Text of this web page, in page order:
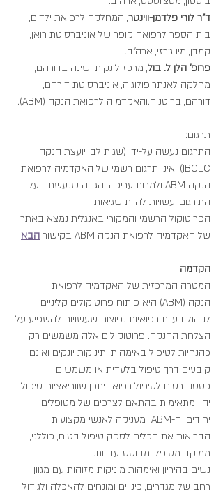
ד"ר לורי פלדמן-ווינטר, המחלקה לרפואת ילדים,
בית הספר לרפואה קופר של אוניברסיטת רואן,
קמדן, מיו ג'רזי, ארה"ב.
פרופ' הלן ל. בול, מרכז לינקות ושינה בדורהם,
מחלקה לאנתרופולוגיה, אוניברסיטת דורהם,
דורהם, בריטניה.והאקדמיה לרפואת הנקה (ABM).
תרגום:
התרגום נעשה על-ידי (שגית לב, יועצת הנקה
IBCLC) ואינו תרגום רשמי של האקדמיה לרפואת
הנקה ABM ולמרות עריכה והגהה שנעשתה על
התירגום, עשויות להיות שגיאות.
הפרוטוקול הרשמי והמקורי באנגלית נמצא באתר
של האקדמיה לרפואת הנקה ABM בקישור
הבא
הקדמה
המטרה המרכזית של האקדמיה לרפואת
הנקה (ABM) היא פיתוח פרוטוקולים קליניים
לניהול בעיות רפואיות נפוצות שעשויות להשפיע על
הצלחת ההנקה. פרוטוקולים אלה משמשים רק
כהנחיות לטיפול באימהות ותינוקות יונקים ואינם
קובעים דרך טיפול בלעדית או משמשים
כסטנדרטים לטיפול רפואי. יתכן שווריאציות טיפול
יהיו מתאימות בהתאם לצרכים של מטופלים
יחידים. ה-ABM  מעניקה לאנשי מקצועות
הבריאות את הכלים לספק טיפול בטוח, כוללני,
ממוקד-מטופל ומבוסס-עדויות.
נשים בהיריון ואימהות מיניקות מזוהות עם מגוון
רחב של מגדרים, כינויים ומונחים להאכלה ולגידול